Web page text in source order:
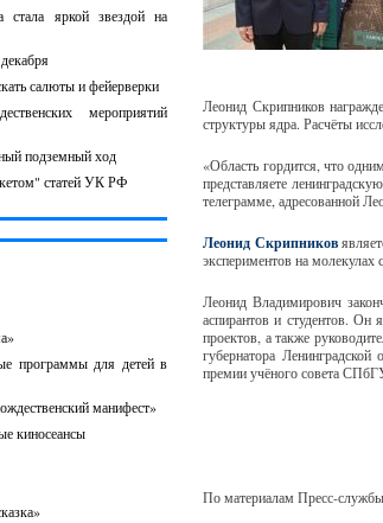
яркой звездой на
салюты и фейерверки
мероприятий
подземный ход
статей УК РФ
программы для детей в
манифест»
киносеансы
Леонид Скрипников
структуры ядра. Расчёты
«Область гордится, что
представляете
телеграмме, адресованной
Леонид Скрипников
экспериментов на
Леонид Владимирович
аспирантов и студентов. Он
проектов, а также
губернатора
премии учёного совета
По материалам Пресс-службы